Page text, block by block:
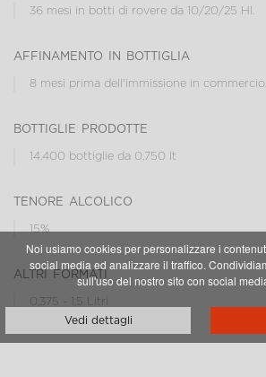
36 mesi in botti di rovere da 10/20/25 Hl.
affinamento in bottiglia
8 mesi prima dell'immissione in commercio.
bottiglie prodotte
14.400 bottiglie da 0,750 lt
tenore alcolico
15%
altri formati
0,375 - 1,5 Litri
Noi usiamo cookies per personalizzare i
social media ed analizzare il traffico.
sull'uso del nostro sito con social
Vedi dettagli